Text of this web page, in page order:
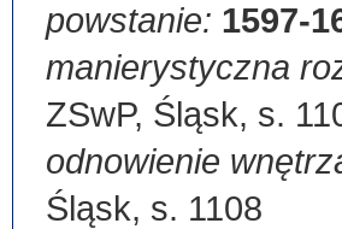
powstanie: 1597-
manierystyczna
ZSwP, Śląsk, s.
odnowienie
Śląsk, s. 1108